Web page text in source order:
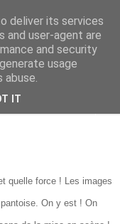
quelle force ! Les images
On y est ! On
deliver its services
and user-agent are
and security
usage
IT